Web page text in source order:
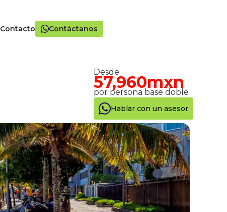
Contacto Contáctanos
Desde:
57,960mxn
por persona base doble
Hablar con un asesor